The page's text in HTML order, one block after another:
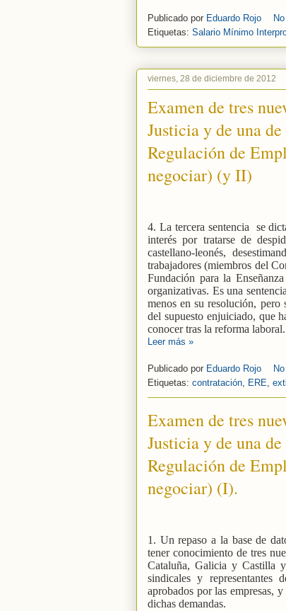
Publicado por Eduardo Rojo
Etiquetas: Salario Mínimo
viernes, 28 de diciembre de 2012
Examen de tres
Justicia y de una
Regulación de
negociar) (y II)
4. La tercera sentencia se
interés por tratarse de
castellano-leonés,
trabajadores (miembros del
Fundación para la
organizativas. Es una
menos en su resolución,
del supuesto enjuiciado, que
conocer tras la reforma laboral.
Leer más »
Publicado por Eduardo Rojo
Etiquetas: contratación, ERE,
Examen de tres
Justicia y de una
Regulación de
negociar) (I).
1. Un repaso a la base de
tener conocimiento de tres
Cataluña, Galicia y Castilla
sindicales y representantes
aprobados por las empresas,
dichas demandas.